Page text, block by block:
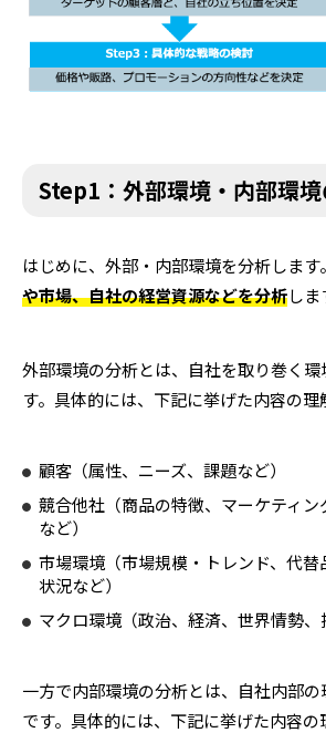
Step1：外部環境・内部環
はじめに、外部・内部環境を分析します
や市場、自社の経営資源などを分析しま
外部環境の分析とは、自社を取り巻く
す。具体的には、下記に挙げた内容の理
顧客（属性、ニーズ、課題など）
競合他社（商品の特徴、マーケティ
など）
市場環境（市場規模・トレンド、代替
状況など）
マクロ環境（政治、経済、世界情勢、
一方で内部環境の分析とは、自社内部
です。具体的には、下記に挙げた内容の